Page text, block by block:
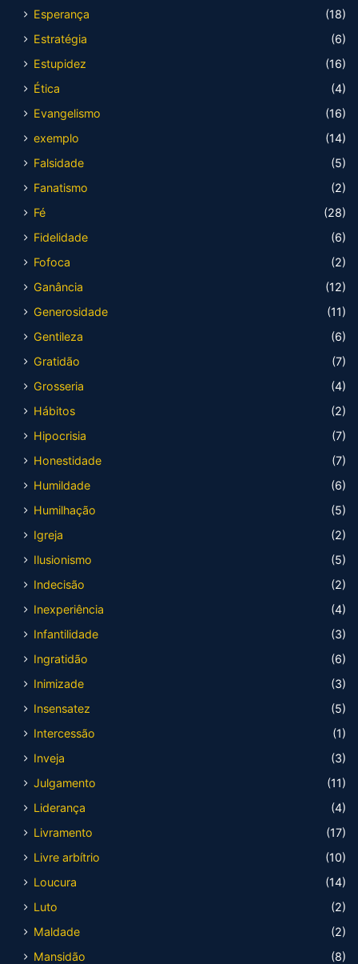
Esperança
(18)
Estratégia
(6)
Estupidez
(16)
Ética
(4)
Evangelismo
(16)
exemplo
(14)
Falsidade
(5)
Fanatismo
(2)
Fé
(28)
Fidelidade
(6)
Fofoca
(2)
Ganância
(12)
Generosidade
(11)
Gentileza
(6)
Gratidão
(7)
Grosseria
(4)
Hábitos
(2)
Hipocrisia
(7)
Honestidade
(7)
Humildade
(6)
Humilhação
(5)
Igreja
(2)
Ilusionismo
(5)
Indecisão
(2)
Inexperiência
(4)
Infantilidade
(3)
Ingratidão
(6)
Inimizade
(3)
Insensatez
(5)
Intercessão
(1)
Inveja
(3)
Julgamento
(11)
Liderança
(4)
Livramento
(17)
Livre arbítrio
(10)
Loucura
(14)
Luto
(2)
Maldade
(2)
Mansidão
(8)